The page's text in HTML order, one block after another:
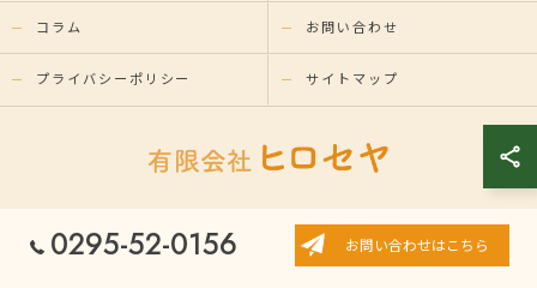
0295-52-0156 お問い合わせはこちら
コラム お問い合わせ
プライバシーポリシー サイトマップ
© 2026 茨城県常陸大宮の不動産なら有限会社ヒロセヤ ALL RIGHTS
RESERVED.